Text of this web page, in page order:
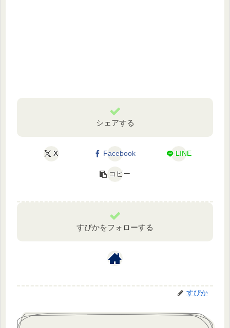
シェアする
X Facebook LINE
コピー
すぴかをフォローする
すぴか